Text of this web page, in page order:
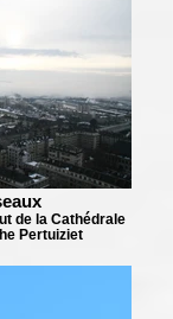
de la Cathédrale
Pertuiziet